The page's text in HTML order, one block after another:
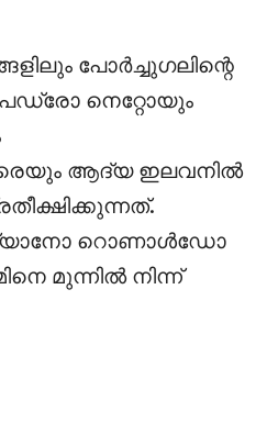
പോർച്ചുഗലിന്റെ
നെറ്റോയും
ആദ്യ ഇലവനിൽ
റൊണാൾഡോ
മുന്നിൽ നിന്ന്